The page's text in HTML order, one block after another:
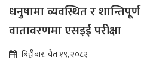
धनुषामा व्यवस्थित र शान्तिपूर्ण
वातावरणमा एसइई परीक्षा
बिहीबार, चैत १९, २०८२